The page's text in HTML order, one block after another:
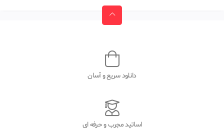
دانلود سریع و آسان
اساتید مجرب و حرفه ای